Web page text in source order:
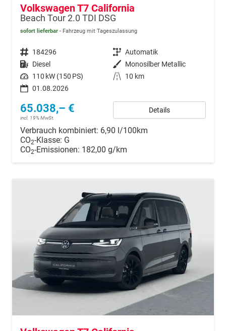
Volkswagen T7 California
Beach Tour 2.0 TDI DSG
sofort lieferbar Fahrzeug mit Tageszulassung
Fahrzeugnr. 184296 Getriebe Automatik
Kraftstoff Diesel Außenfarbe Monosilber Metallic
Leistung 110 kW (150 PS) Kilometerstand
10 km
01.08.2026
65.038,– €
incl. 19% MwSt.
Details
Verbrauch kombiniert: 6,90 l/100km
CO2-Klasse: G
CO2-Emissionen: 182,00 g/km